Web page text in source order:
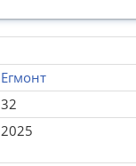
Егмонт
32
2025